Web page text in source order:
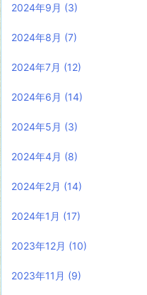
2024年9月 (3)
2024年8月 (7)
2024年7月 (12)
2024年6月 (14)
2024年5月 (3)
2024年4月 (8)
2024年2月 (14)
2024年1月 (17)
2023年12月 (10)
2023年11月 (9)